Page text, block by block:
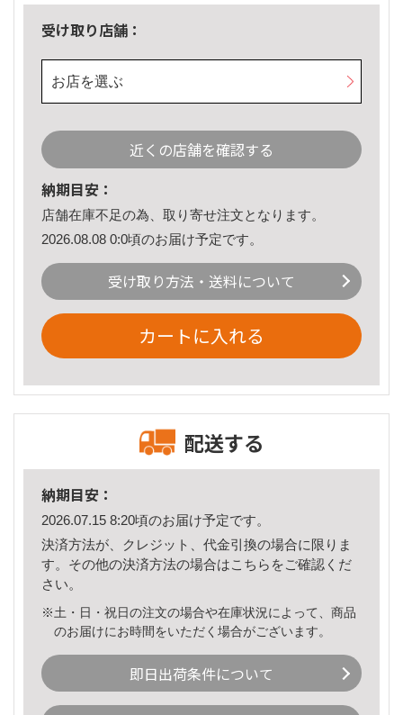
受け取り店舗：
お店を選ぶ
近くの店舗を確認する
納期目安：
店舗在庫不足の為、取り寄せ注文となります。
2026.08.08 0:0頃のお届け予定です。
受け取り方法・送料について
カートに入れる
配送する
納期目安：
2026.07.15 8:20頃のお届け予定です。
決済方法が、クレジット、代金引換の場合に限りま
す。その他の決済方法の場合はこちら をご確認くだ
さい。
※土・日・祝日の注文の場合や在庫状況によって、商品
のお届けにお時間をいただく場合がございます。
即日出荷条件について